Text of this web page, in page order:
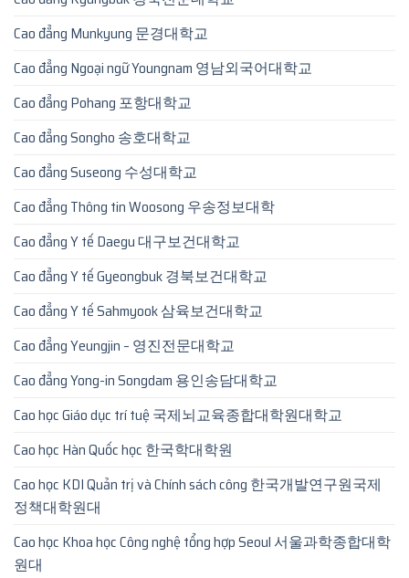
Cao đẳng Munkyung 문경대학교
Cao đẳng Ngoại ngữ Youngnam 영남외국어대학교
Cao đẳng Pohang 포항대학교
Cao đẳng Songho 송호대학교
Cao đẳng Suseong 수성대학교
Cao đẳng Thông tin Woosong 우송정보대학
Cao đẳng Y tế Daegu 대구보건대학교
Cao đẳng Y tế Gyeongbuk 경북보건대학교
Cao đẳng Y tế Sahmyook 삼육보건대학교
Cao đẳng Yeungjin – 영진전문대학교
Cao đẳng Yong-in Songdam 용인송담대학교
Cao học Giáo dục trí tuệ 국제뇌교육종합대학원대학교
Cao học Hàn Quốc học 한국학대학원
Cao học KDI Quản trị và Chính sách công 한국개발연구원국제
정책대학원대
Cao học Khoa học Công nghệ tổng hợp Seoul 서울과학종합대학
원대